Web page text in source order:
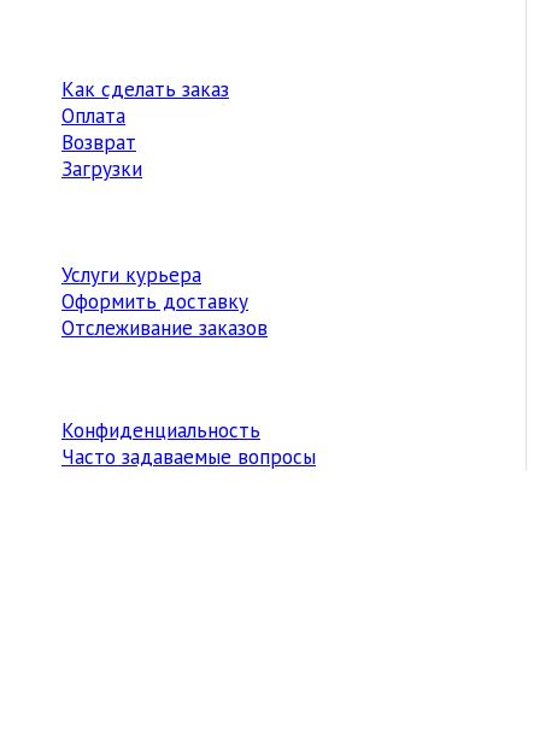
Как сделать заказ
Оплата
Возврат
Загрузки
Услуги курьера
Оформить доставку
Отслеживание заказов
Конфиденциальность
Часто задаваемые вопросы